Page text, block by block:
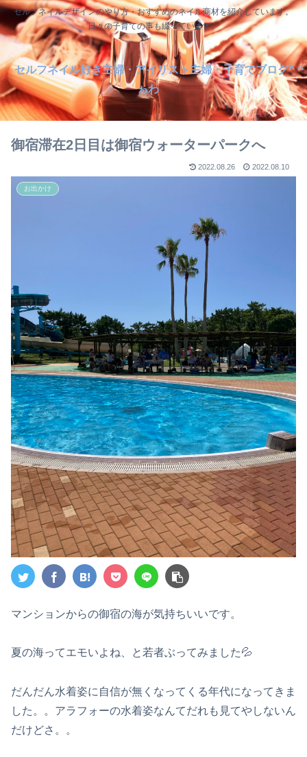
セルフネイルデザインのやり方・おすすめのネイル商材を紹介しています。
日々の子育ての事も綴っています。
セルフネイル好き主婦・アイリスト主婦・子育てブログ^ ^
ゎわ
御宿滞在2日目は御宿ウォーターパークへ
2022.08.26 2022.08.10
お出かけ
マンションからの御宿の海が気持ちいいです。
夏の海ってエモいよね、と若者ぶってみました💦
だんだん水着姿に自信が無くなってくる年代になってきま
した。。アラフォーの水着姿なんてだれも見てやしないん
だけどさ。。